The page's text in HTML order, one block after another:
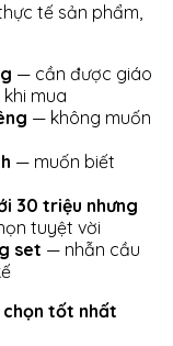
tế sản phẩm,
— cần được giáo
mua
— không muốn
— muốn biết
30 triệu nhưng
tuyệt vời
set — nhẫn cầu
tốt nhất